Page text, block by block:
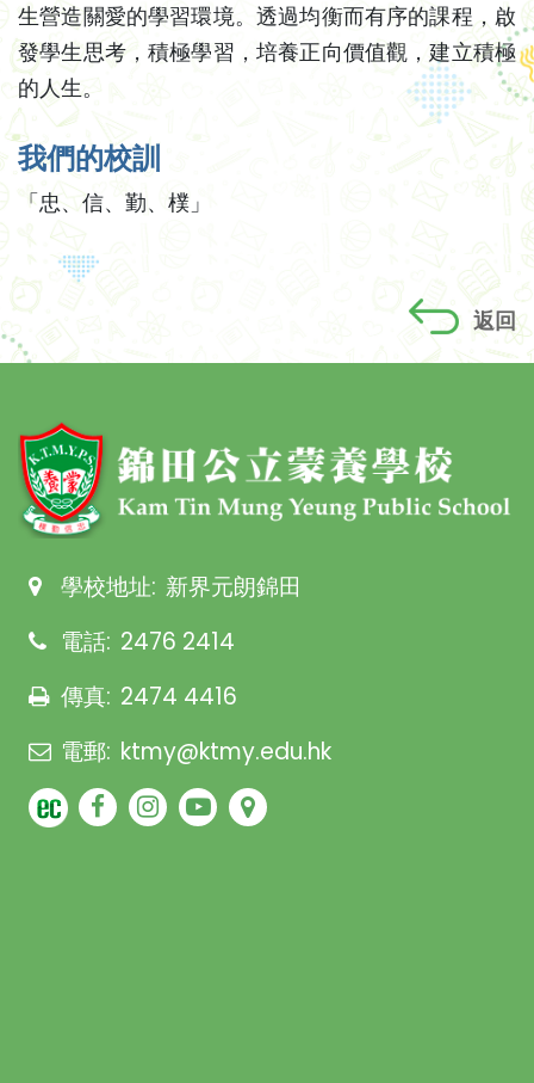
生營造關愛的學習環境。透過均衡而有序的課程，啟
發學生思考，積極學習，培養正向價值觀，建立積極
的人生。
我們的校訓
「忠、信、勤、樸」
返回
學校地址: 新界元朗錦田
電話: 2476 2414
傳真: 2474 4416
電郵: ktmy@ktmy.edu.hk